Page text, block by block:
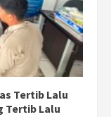
Tertib Lalu
Tertib Lalu